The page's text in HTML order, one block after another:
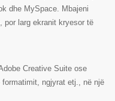
dhe MySpace. Mbajeni
por larg ekranit kryesor të
Creative Suite ose
formatimit, ngjyrat etj., në një